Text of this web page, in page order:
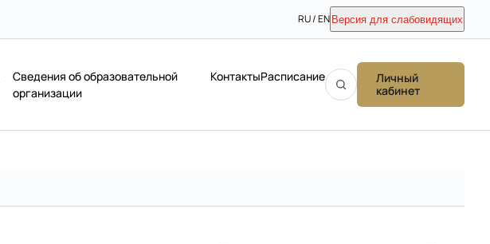
RU / EN Версия для слабовидящих
Сведения об образовательной
организации
КонтактыРасписание
Личный
кабинет